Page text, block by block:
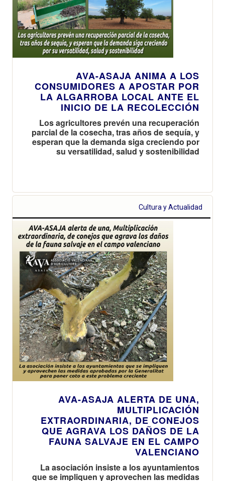
AVA-ASAJA ANIMA A LOS
CONSUMIDORES A APOSTAR POR
LA ALGARROBA LOCAL ANTE EL
INICIO DE LA RECOLECCIÓN
Los agricultores prevén una recuperación
parcial de la cosecha, tras años de sequía, y
esperan que la demanda siga creciendo por
su versatilidad, salud y sostenibilidad
Cultura y Actualidad
AVA-ASAJA ALERTA DE UNA,
MULTIPLICACIÓN
EXTRAORDINARIA, DE CONEJOS
QUE AGRAVA LOS DAÑOS DE LA
FAUNA SALVAJE EN EL CAMPO
VALENCIANO
La asociación insiste a los ayuntamientos
que se impliquen y aprovechen las medidas